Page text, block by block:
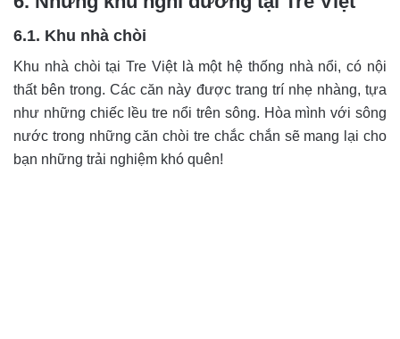
6.1. Khu nhà chòi
Khu nhà chòi tại Tre Việt là một hệ thống nhà nổi, có nội
thất bên trong. Các căn này được trang trí nhẹ nhàng, tựa
như những chiếc lều tre nổi trên sông. Hòa mình với sông
nước trong những căn chòi tre chắc chắn sẽ mang lại cho
bạn những trải nghiệm khó quên!